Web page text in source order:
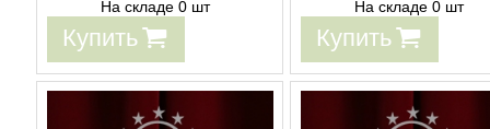
На складе 0 шт
Купить
На складе 0 шт
Купить